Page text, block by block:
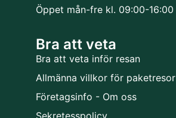
Öppet mån-fre kl. 09:00-16:00
Bra att veta
Bra att veta inför resan
Allmänna villkor för paketresor
Företagsinfo - Om oss